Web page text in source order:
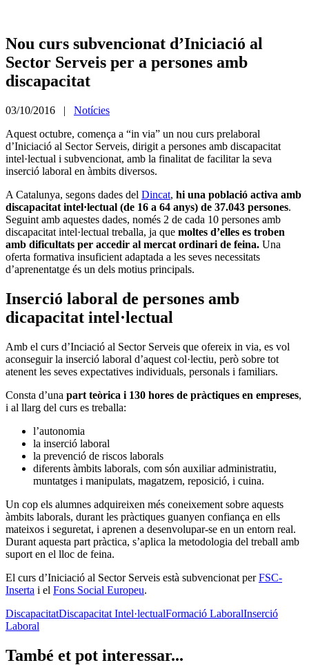
Nou curs subvencionat d’Iniciació al
Sector Serveis per a persones amb
discapacitat
03/10/2016 | Notícies
Aquest octubre, comença a “in via” un nou curs prelaboral
d’Iniciació al Sector Serveis, dirigit a persones amb discapacitat
intel·lectual i subvencionat, amb la finalitat de facilitar la seva
inserció laboral en àmbits diversos.
A Catalunya, segons dades del Dincat, hi una població activa amb
discapacitat intel·lectual (de 16 a 64 anys) de 37.043 persones.
Seguint amb aquestes dades, només 2 de cada 10 persones amb
discapacitat intel·lectual treballa, ja que moltes d’elles es troben
amb dificultats per accedir al mercat ordinari de feina. Una
oferta formativa insuficient adaptada a les seves necessitats
d’aprenentatge és un dels motius principals.
Inserció laboral de persones amb
dicapacitat intel·lectual
Amb el curs d’Inciació al Sector Serveis que ofereix in via, es vol
aconseguir la inserció laboral d’aquest col·lectiu, però sobre tot
atenent les seves expectatives individuals, personals i familiars.
Consta d’una part teòrica i 130 hores de pràctiques en empreses,
i al llarg del curs es treballa:
l’autonomia
la inserció laboral
la prevenció de riscos laborals
diferents àmbits laborals, com són auxiliar administratiu,
muntatges i manipulats, magatzem, reposició, i cuina.
Un cop els alumnes adquireixen més coneixement sobre aquests
àmbits laborals, durant les pràctiques guanyen confiança en ells
mateixos i seguretat, i aprenen a desenvolupar-se en un entorn real.
Durant aquesta part pràctica, s’aplica la metodologia del treball amb
suport en el lloc de feina.
El curs d’Iniciació al Sector Serveis està subvencionat perFSC-
Inserta i el Fons Social Europeu.
DiscapacitatDiscapacitat Intel·lectualFormació LaboralInserció
Laboral
També et pot interessar...